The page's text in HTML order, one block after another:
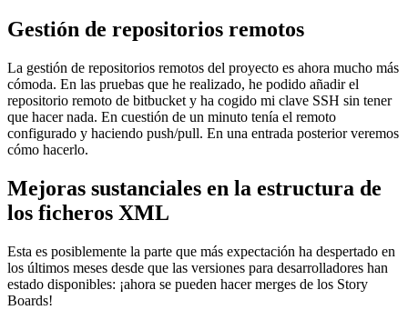
Gestión de repositorios remotos
La gestión de repositorios remotos del proyecto es ahora mucho más
cómoda. En las pruebas que he realizado, he podido añadir el
repositorio remoto de bitbucket y ha cogido mi clave SSH sin tener
que hacer nada. En cuestión de un minuto tenía el remoto
configurado y haciendo push/pull. En una entrada posterior veremos
cómo hacerlo.
Mejoras sustanciales en la estructura de
los ficheros XML
Esta es posiblemente la parte que más expectación ha despertado en
los últimos meses desde que las versiones para desarrolladores han
estado disponibles: ¡ahora se pueden hacer merges de los Story
Boards!